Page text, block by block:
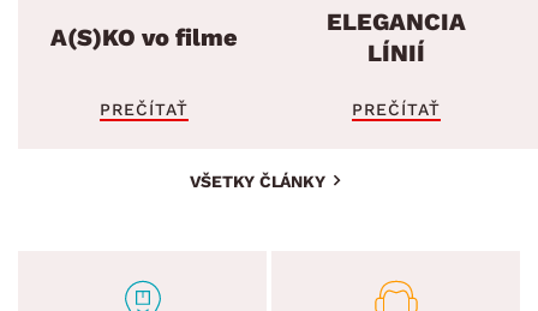
A(S)KO vo filme
PREČÍTAŤ
ELEGANCIA
LÍNIÍ
PREČÍTAŤ
VŠETKY ČLÁNKY